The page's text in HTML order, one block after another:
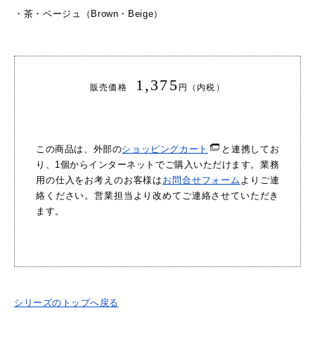
・ 茶・ベージュ（Brown・Beige）
販売価格 1,375 円（内税）
この商品は、外部のショッピングカート
と連携してお
り、1個からインターネットでご購入いただけます。業務
用の仕入をお考えのお客様は お問合せフォーム よりご連
絡ください。営業担当より改めてご連絡させていただき
ます。
シリーズのトップへ戻る